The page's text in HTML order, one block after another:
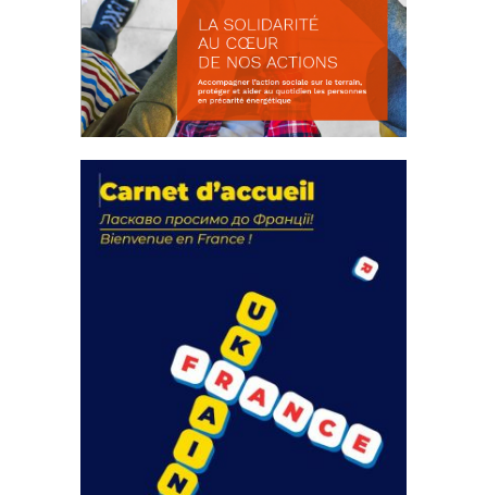
actions
18 septembre 2023
FEUILLETER